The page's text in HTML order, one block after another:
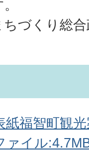
づくり総
紙福智町観
ァイル